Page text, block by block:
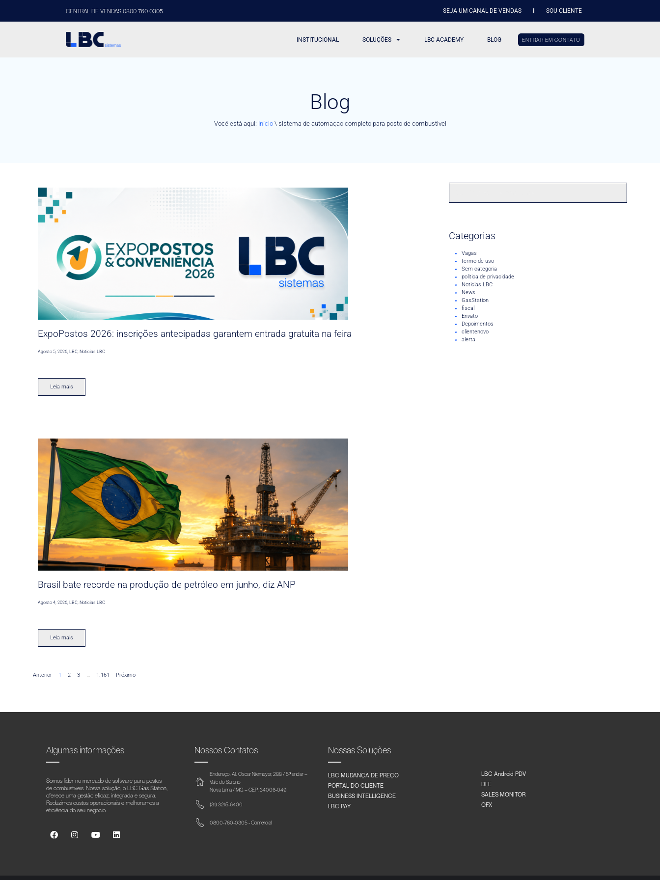
CENTRAL DE VENDAS 0800 760 0305 SEJA UM CANAL DE VENDAS SOU CLIENTE
INSTITUCIONAL SOLUÇÕES LBC ACADEMY BLOG ENTRAR EM CONTATO
Blog
Você está aqui: Início\ sistema de automaçao completo para posto de combustivel
ExpoPostos 2026: inscrições antecipadas garantem entrada gratuita na feira
Agosto 5, 2026,LBC,Noticias LBC
Leia mais
Brasil bate recorde na produção de petróleo em junho, diz ANP
Agosto 4, 2026 ,LBC Noticias LBC
Leia mais
Anterior 1 2 3 … 1.161 Próximo
Categorias
Vagas
termo de uso
Sem categoria
politica de privacidade
Noticias LBC
News
GasStation
fiscal
Envato
Depoimentos
clientenovo
alerta
Algumas informações
Somos líder no mercado de software para postos
de combustíveis. Nossa solução, o LBC Gas Station,
oferece uma gestão eficaz, integrada e segura.
Reduzimos custos operacionais e melhoramos a
eficiência do seu negócio.
Nossos Contatos
Endereço: Al. Oscar Niemeyer, 288 / 5º andar –
Vale do Sereno
Nova Lima / MG – CEP: 34006-049
(31) 3215-6400
0800-760-0305 - Comercial
Nossas Soluções
LBC MUDANÇA DE PREÇO
PORTAL DO CLIENTE
BUSINESS INTELLIGENCE
LBC PAY
LBC Android PDV
DFE
SALES MONITOR
OFX